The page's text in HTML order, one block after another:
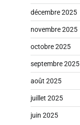
décembre 2025
novembre 2025
octobre 2025
septembre 2025
août 2025
juillet 2025
juin 2025